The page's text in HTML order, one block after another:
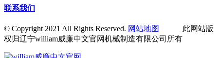
联系我们
© Copyright 2021 All Rights Reserved. 网站地图
此网站版
权归辽宁william威廉中文官网机械制造有限公司所有